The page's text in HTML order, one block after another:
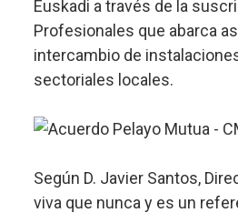
Euskadi a través de la
Profesionales que abarca
intercambio de
sectoriales locales.
Según D. Javier Santos,
viva que nunca y es un